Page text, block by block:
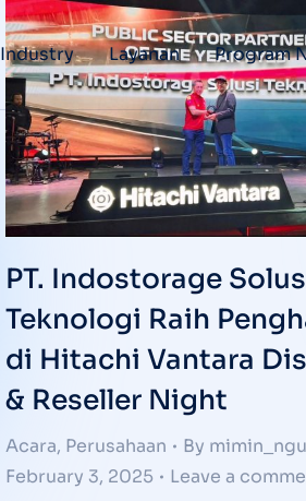
Industry Layanan Program
PT. Indostorage
Teknologi Raih
di Hitachi Vantara
& Reseller Night
Acara, Perusahaan By mimin_ngu
February 3, 2025
Leave a